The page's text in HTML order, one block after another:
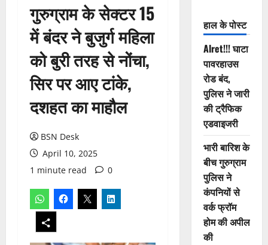
गुरुग्राम के सेक्टर 15
में बंदर ने बुजुर्ग महिला
को बुरी तरह से नोंचा,
सिर पर आए टांके,
दशहत का माहौल
BSN Desk
April 10, 2025
1 minute read
0
हाल के पोस्ट
Alret!!! घाटा
पावरहाउस
रोड बंद,
पुलिस ने जारी
की ट्रैफिक
एडवाइजरी
भारी बारिश के
बीच गुरुग्राम
पुलिस ने
कंपनियों से
वर्क फ्रॉम
होम की अपील
की